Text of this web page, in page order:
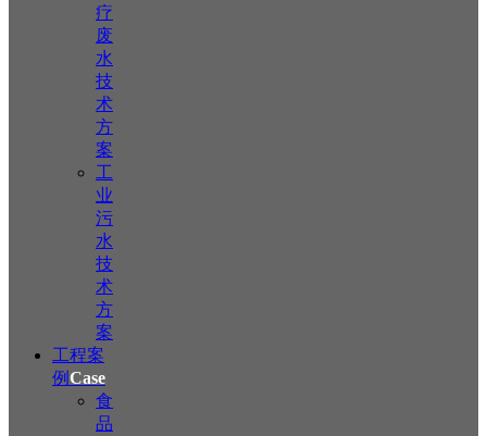
疗
废
水
技
术
方
案
工
业
污
水
技
术
方
案
工程案
例Case
食
品